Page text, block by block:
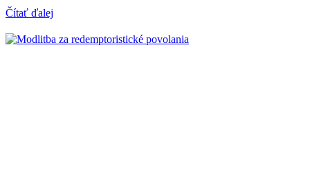
Čítať ďalej